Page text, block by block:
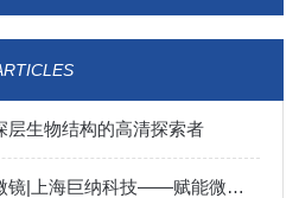
层生物结构的高清探索者
科研级倒置共聚焦显微镜|上海巨纳科技——赋能微观领域前沿探索